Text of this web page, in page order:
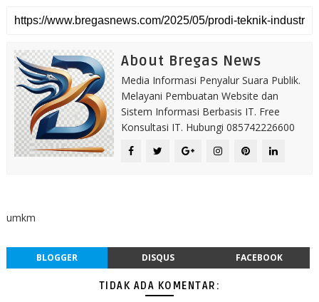
About Bregas News
Media Informasi Penyalur Suara Publik.
Melayani Pembuatan Website dan
Sistem Informasi Berbasis IT. Free
Konsultasi IT. Hubungi 085742226600
umkm
BLOGGER DISQUS FACEBOOK
TIDAK ADA KOMENTAR: